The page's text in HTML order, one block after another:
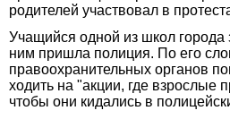
родителей участвовал в
Учащийся одной из школ города
ним пришла полиция. По его
правоохранительных органов
ходить на "акции, где взрослые
чтобы они кидались в